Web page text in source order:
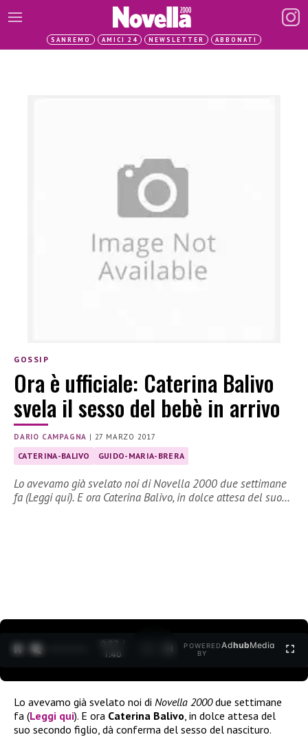
SANREMO AMICI 24 NEWSLETTER ABBONATI
GOSSIP
Ora è ufficiale: Caterina Balivo
svela il sesso del bebè in arrivo
DARIO CAMPAGNA | 27 MARZO 2017
CATERINA-BALIVO GUIDO-MARIA-BRERA
Lo avevamo già svelato noi di Novella 2000 due settimane
fa (Leggi qui). E ora Caterina Balivo, in dolce attesa del suo…
0:27 /
1:40
POWERED
BY
AdhubMedia
Lo avevamo già svelato noi di Novella 2000due settimane
fa (Leggi qui). E ora Caterina Balivo , in dolce attesa del
suo secondo figlio, dà conferma del sesso del nascituro.